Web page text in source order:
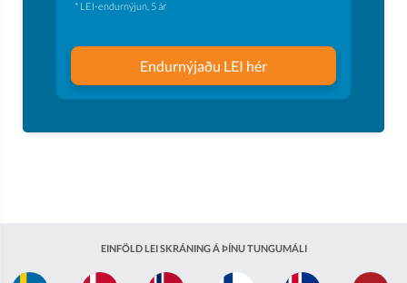
* LEI-endurnýjun, 5 ár
Endurnýjaðu LEI hér
EINFÖLD LEI SKRÁNING Á ÞÍNU TUNGUMÁLI